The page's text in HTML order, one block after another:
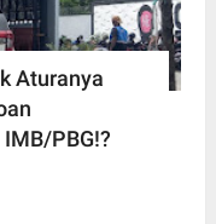
Aturanya
PBG!?